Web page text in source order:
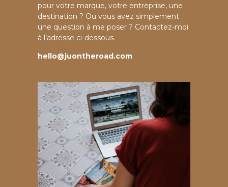
pour votre marque, votre entreprise, une
destination ? Ou vous avez simplement
une question à me poser ? Contactez-moi
à l’adresse ci-dessous.
hello@juontheroad.com